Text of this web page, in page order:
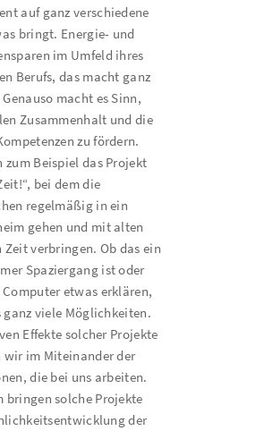
auf ganz verschiedene
bringt. Energie- und
im Umfeld ihres
Berufs, das macht ganz
macht es Sinn,
Zusammenhalt und die
zu fördern.
zum Beispiel das Projekt
bei dem die
regelmäßig in ein
gehen und mit alten
Zeit verbringen. Ob das ein
Spaziergang ist oder
etwas erklären,
ganz viele Möglichkeiten.
Effekte solcher Projekte
wir im Miteinander der
die bei uns arbeiten.
bringen solche Projekte
der